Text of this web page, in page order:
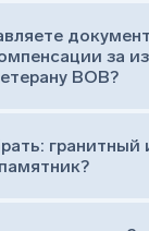
(постамент, на
устанавливается
сверловка
символа веры
за
ВОВ?
гранитный